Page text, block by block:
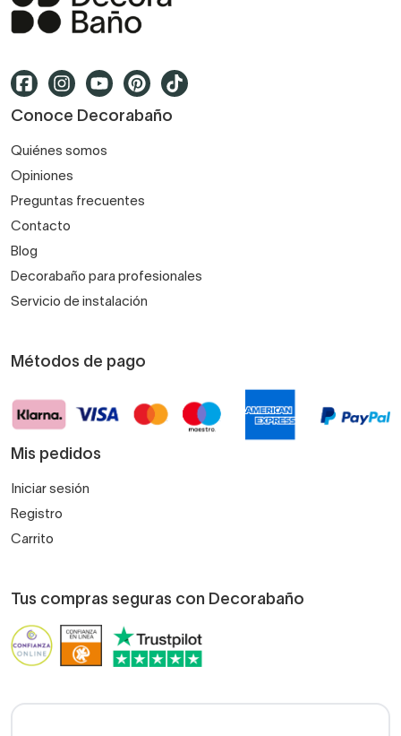
Conoce Decorabaño
Quiénes somos
Opiniones
Preguntas frecuentes
Contacto
Blog
Decorabaño para profesionales
Servicio de instalación
Métodos de pago
Mis pedidos
Iniciar sesión
Registro
Carrito
Tus compras seguras con Decorabaño